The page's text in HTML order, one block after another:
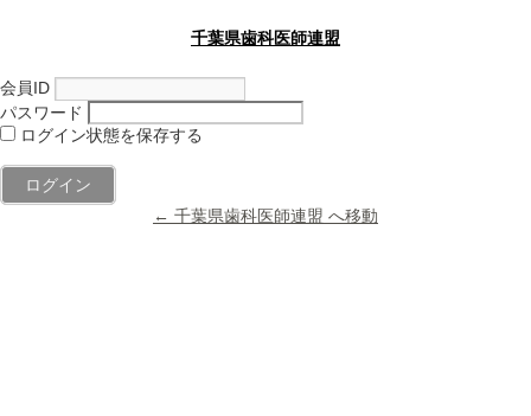
千葉県歯科医師連盟
会員ID
パスワード
ログイン状態を保存する
← 千葉県歯科医師連盟 へ移動